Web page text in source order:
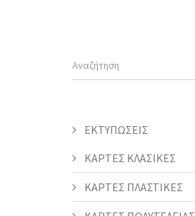
ΕΚΤΥΠΩΣΕΙΣ
ΚΑΡΤΕΣ ΚΛΑΣΙΚΕΣ
ΚΑΡΤΕΣ ΠΛΑΣΤΙΚΕΣ